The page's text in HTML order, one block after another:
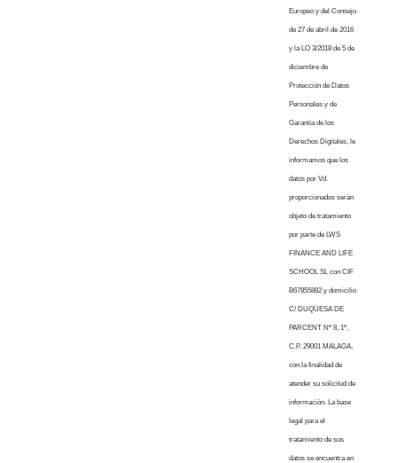
Europeo y del Consejo
de 27 de abril de 2016
y la LO 3/2018 de 5 de
diciembre de
Protección de Datos
Personales y de
Garantía de los
Derechos Digitales, le
informamos que los
datos por Vd.
proporcionados serán
objeto de tratamiento
por parte de LWS
FINANCE AND LIFE
SCHOOL SL con CIF
B67855882 y domicilio
C/ DUQUESA DE
PARCENT Nº 8, 1º,
C.P. 29001 MALAGA,
con la finalidad de
atender su solicitud de
información. La base
legal para el
tratamiento de sus
datos se encuentra en